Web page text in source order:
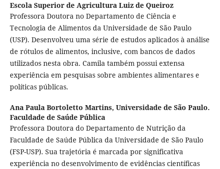
Escola Superior de Agricultura Luiz de Queiroz
Professora Doutora no Departamento de Ciência e
Tecnologia de Alimentos da Universidade de São Paulo
(USP). Desenvolveu uma série de estudos aplicados à análise
de rótulos de alimentos, inclusive, com bancos de dados
utilizados nesta obra. Camila também possui extensa
experiência em pesquisas sobre ambientes alimentares e
políticas públicas.
Ana Paula Bortoletto Martins, Universidade de São Paulo.
Faculdade de Saúde Pública
Professora Doutora do Departamento de Nutrição da
Faculdade de Saúde Pública da Universidade de São Paulo
(FSP-USP). Sua trajetória é marcada por significativa
experiência no desenvolvimento de evidências científicas